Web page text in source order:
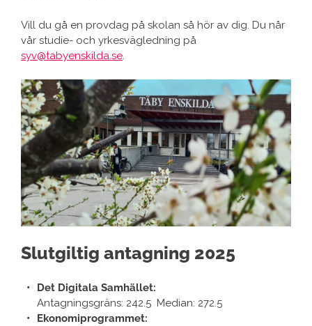
Vill du gå en provdag på skolan så hör av dig. Du når
vår studie- och yrkesvägledning på
syv@tabyenskilda.se.
Slutgiltig antagning 2025
Det Digitala Samhället:
Antagningsgräns: 242.5 Median: 272.5
Ekonomiprogrammet: